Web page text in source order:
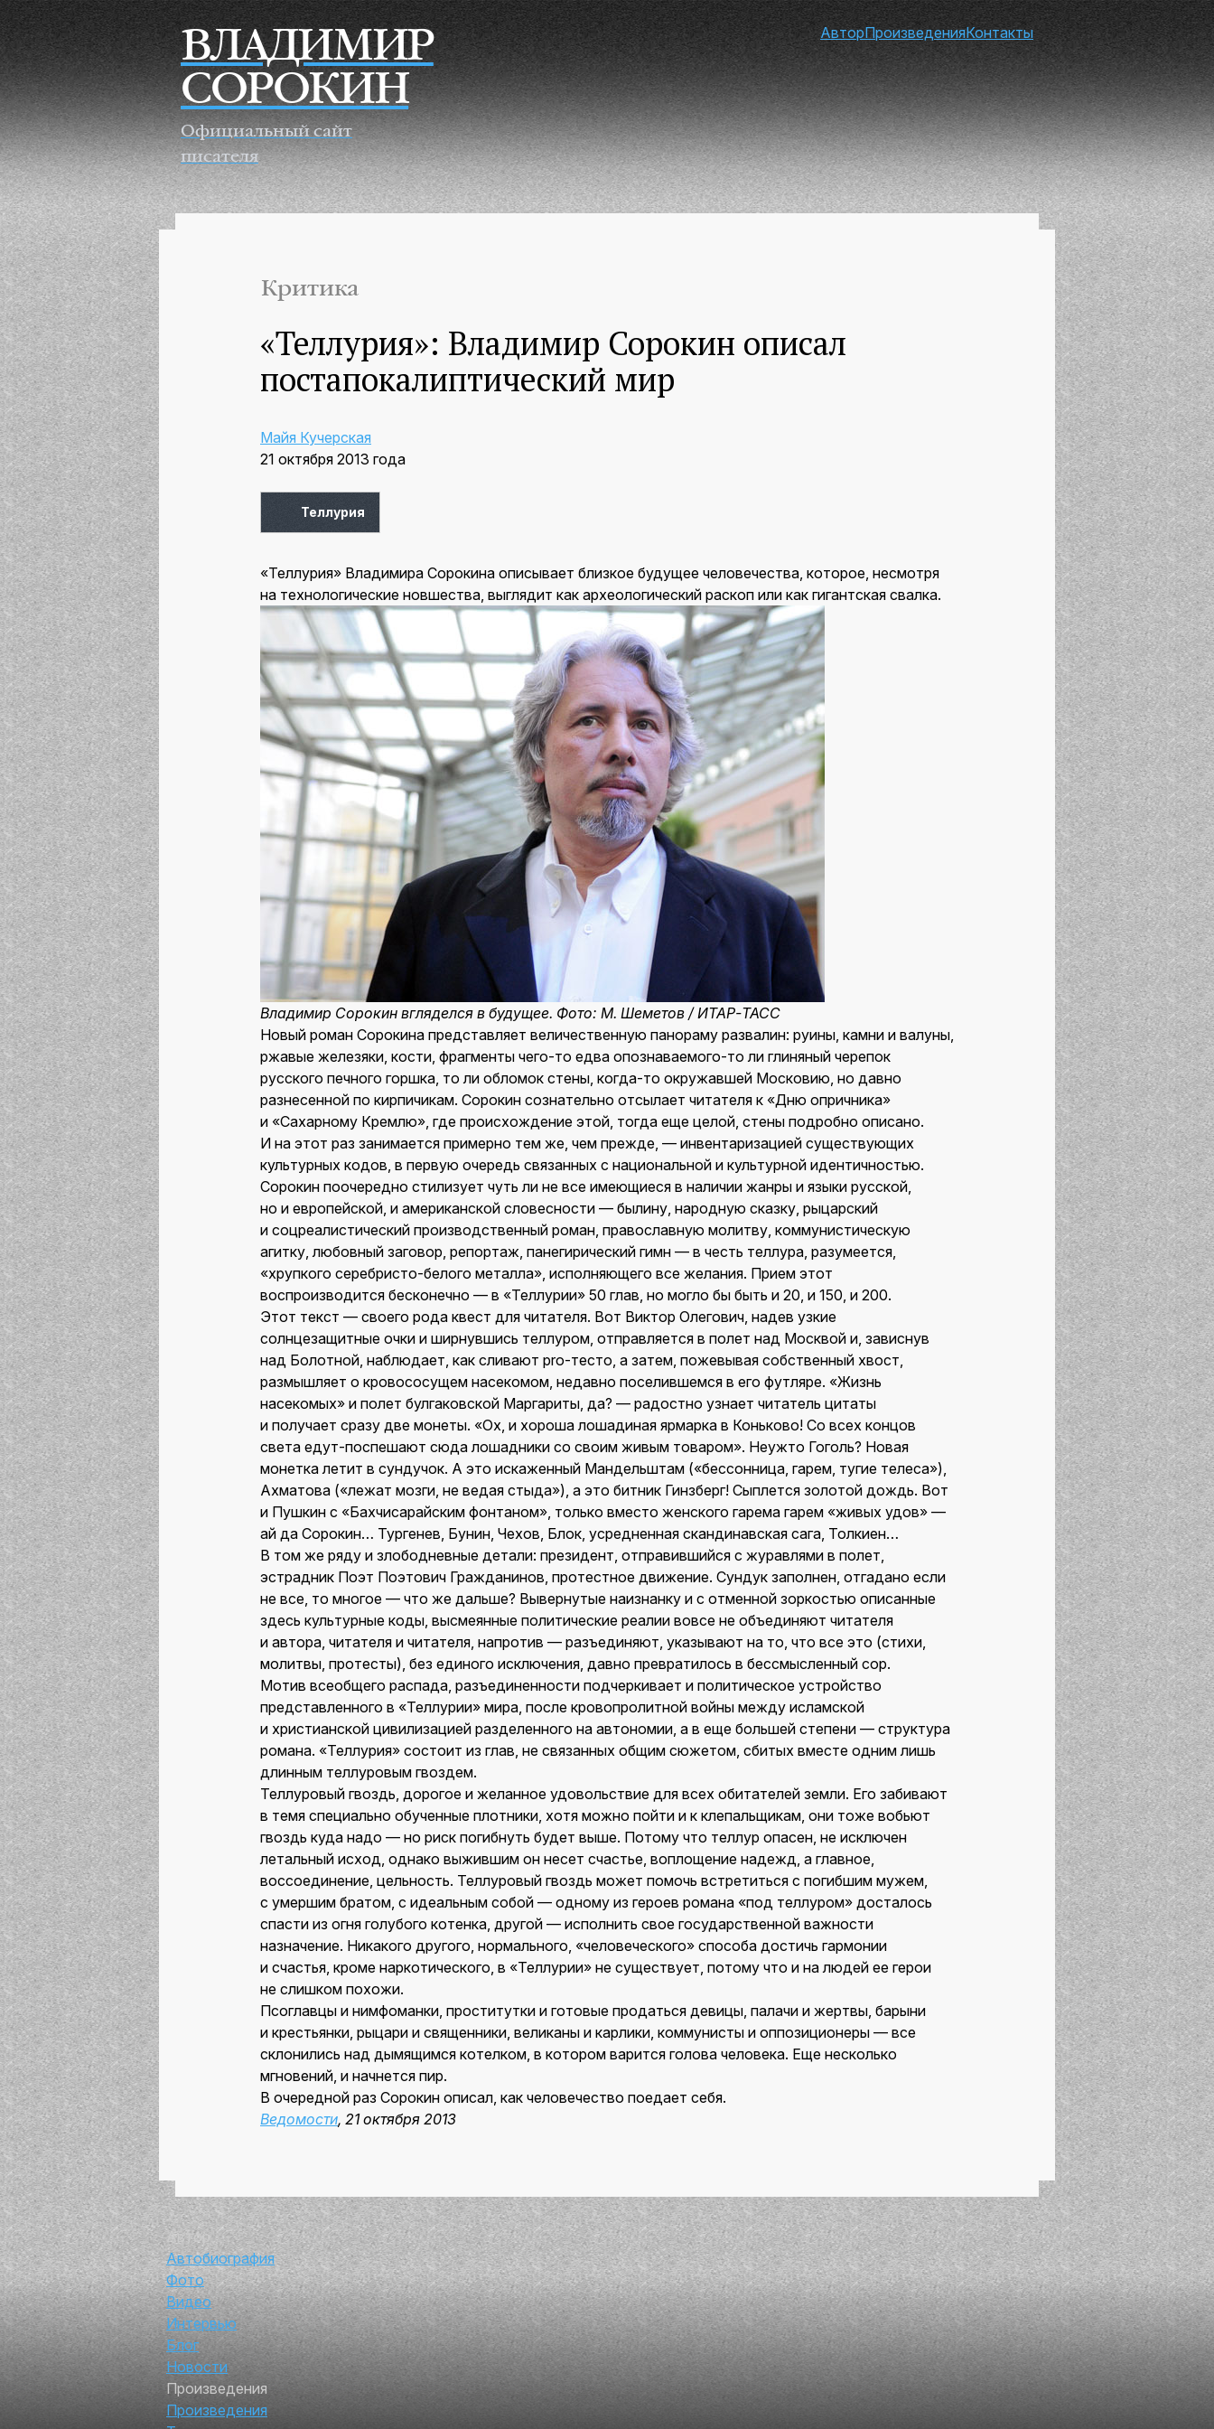
Перейти к основному содержанию
ВЛАДИМИР
СОРОКИН
Официальный сайт
писателя
АвторПроизведенияКонтакты
Критика
«Теллурия»: Владимир Сорокин описал
постапокалиптический мир
Майя Кучерская
21 октября 2013 года
Теллурия
«Теллурия» Владимира Сорокина описывает близкое будущее человечества, которое, несмотря
на технологические новшества, выглядит как археологический раскоп или как гигантская свалка.
Владимир Сорокин вгляделся в будущее. Фото: М. Шеметов / ИТАР-ТАСС
Новый роман Сорокина представляет величественную панораму развалин: руины, камни и валуны,
ржавые железяки, кости, фрагменты чего-то едва опознаваемого-то ли глиняный черепок
русского печного горшка, то ли обломок стены, когда-то окружавшей Московию, но давно
разнесенной по кирпичикам. Сорокин сознательно отсылает читателя к «Дню опричника»
и «Сахарному Кремлю», где происхождение этой, тогда еще целой, стены подробно описано.
И на этот раз занимается примерно тем же, чем прежде, — инвентаризацией существующих
культурных кодов, в первую очередь связанных с национальной и культурной идентичностью.
Сорокин поочередно стилизует чуть ли не все имеющиеся в наличии жанры и языки русской,
но и европейской, и американской словесности — былину, народную сказку, рыцарский
и соцреалистический производственный роман, православную молитву, коммунистическую
агитку, любовный заговор, репортаж, панегирический гимн — в честь теллура, разумеется,
«хрупкого серебристо-белого металла», исполняющего все желания. Прием этот
воспроизводится бесконечно — в «Теллурии» 50 глав, но могло бы быть и 20, и 150, и 200.
Этот текст — своего рода квест для читателя. Вот Виктор Олегович, надев узкие
солнцезащитные очки и ширнувшись теллуром, отправляется в полет над Москвой и, зависнув
над Болотной, наблюдает, как сливают pro-тесто, а затем, пожевывая собственный хвост,
размышляет о кровососущем насекомом, недавно поселившемся в его футляре. «Жизнь
насекомых» и полет булгаковской Маргариты, да? — радостно узнает читатель цитаты
и получает сразу две монеты. «Ох, и хороша лошадиная ярмарка в Коньково! Со всех концов
света едут-поспешают сюда лошадники со своим живым товаром». Неужто Гоголь? Новая
монетка летит в сундучок. А это искаженный Мандельштам («бессонница, гарем, тугие телеса»),
Ахматова («лежат мозги, не ведая стыда»), а это битник Гинзберг! Сыплется золотой дождь. Вот
и Пушкин с «Бахчисарайским фонтаном», только вместо женского гарема гарем «живых удов» —
ай да Сорокин… Тургенев, Бунин, Чехов, Блок, усредненная скандинавская сага, Толкиен…
В том же ряду и злободневные детали: президент, отправившийся с журавлями в полет,
эстрадник Поэт Поэтович Гражданинов, протестное движение. Сундук заполнен, отгадано если
не все, то многое — что же дальше? Вывернутые наизнанку и с отменной зоркостью описанные
здесь культурные коды, высмеянные политические реалии вовсе не объединяют читателя
и автора, читателя и читателя, напротив — разъединяют, указывают на то, что все это (стихи,
молитвы, протесты), без единого исключения, давно превратилось в бессмысленный сор.
Мотив всеобщего распада, разъединенности подчеркивает и политическое устройство
представленного в «Теллурии» мира, после кровопролитной войны между исламской
и христианской цивилизацией разделенного на автономии, а в еще большей степени — структура
романа. «Теллурия» состоит из глав, не связанных общим сюжетом, сбитых вместе одним лишь
длинным теллуровым гвоздем.
Теллуровый гвоздь, дорогое и желанное удовольствие для всех обитателей земли. Его забивают
в темя специально обученные плотники, хотя можно пойти и к клепальщикам, они тоже вобьют
гвоздь куда надо — но риск погибнуть будет выше. Потому что теллур опасен, не исключен
летальный исход, однако выжившим он несет счастье, воплощение надежд, а главное,
воссоединение, цельность. Теллуровый гвоздь может помочь встретиться с погибшим мужем,
с умершим братом, с идеальным собой — одному из героев романа «под теллуром» досталось
спасти из огня голубого котенка, другой — исполнить свое государственной важности
назначение. Никакого другого, нормального, «человеческого» способа достичь гармонии
и счастья, кроме наркотического, в «Теллурии» не существует, потому что и на людей ее герои
не слишком похожи.
Псоглавцы и нимфоманки, проститутки и готовые продаться девицы, палачи и жертвы, барыни
и крестьянки, рыцари и священники, великаны и карлики, коммунисты и оппозиционеры — все
склонились над дымящимся котелком, в котором варится голова человека. Еще несколько
мгновений, и начнется пир.
В очередной раз Сорокин описал, как человечество поедает себя.
Ведомости, 21 октября 2013
Автор
Автобиография
Фото
Видео
Интервью
Блог
Новости
Произведения
Произведения